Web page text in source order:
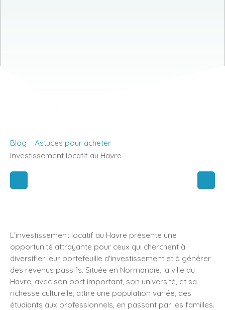
Blog
Astuces pour acheter
Investissement locatif au Havre
L'investissement locatif au Havre présente une
opportunité attrayante pour ceux qui cherchent à
diversifier leur portefeuille d'investissement et à générer
des revenus passifs. Située en Normandie, la ville du
Havre, avec son port important, son université, et sa
richesse culturelle, attire une population variée, des
étudiants aux professionnels, en passant par les familles.